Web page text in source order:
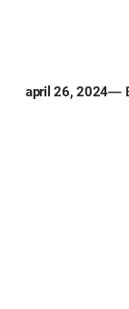
april 26, 2024—